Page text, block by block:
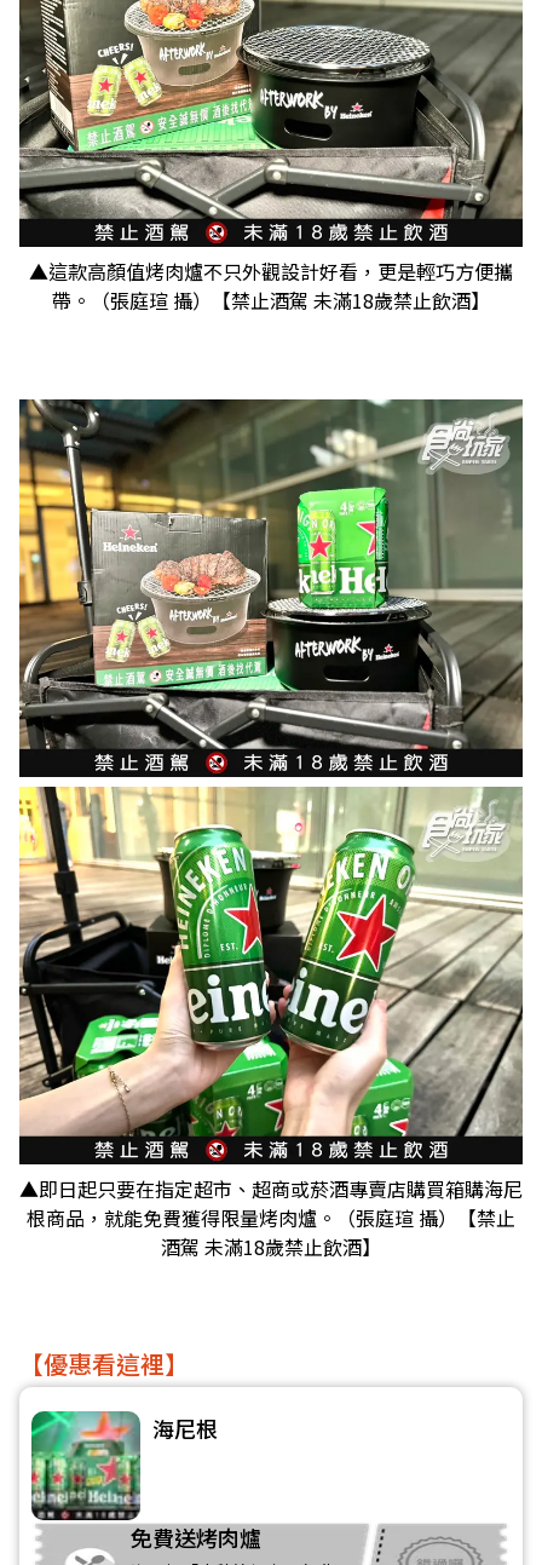
▲這款高顏值烤肉爐不只外觀設計好看，更是輕巧方便攜
帶。（張庭瑄 攝）【禁止酒駕 未滿18歲禁止飲酒】
▲即日起只要在指定超市、超商或菸酒專賣店購買箱購海尼
根商品，就能免費獲得限量烤肉爐。（張庭瑄 攝）【禁止
酒駕 未滿18歲禁止飲酒】
【優惠看這裡】
海尼根
免費送烤肉爐